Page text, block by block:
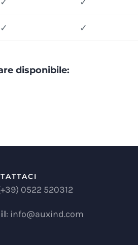
✓ ✓
disponibile:
0522 520312
: info@auxind.com